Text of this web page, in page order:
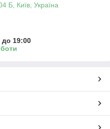
Б, Київ, Україна
до 19:00